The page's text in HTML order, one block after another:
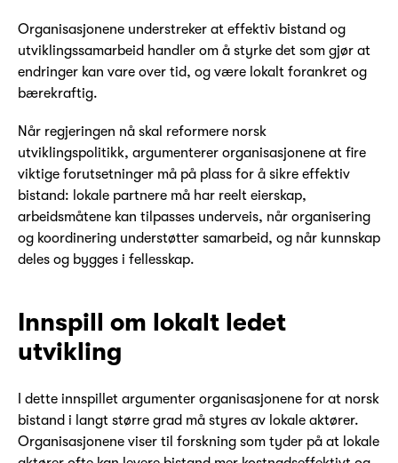
Organisasjonene understreker at effektiv bistand og
utviklingssamarbeid handler om å styrke det som gjør at
endringer kan vare over tid, og være lokalt forankret og
bærekraftig.
Når regjeringen nå skal reformere norsk
utviklingspolitikk, argumenterer organisasjonene at fire
viktige forutsetninger må på plass for å sikre effektiv
bistand: lokale partnere må har reelt eierskap,
arbeidsmåtene kan tilpasses underveis, når organisering
og koordinering understøtter samarbeid, og når kunnskap
deles og bygges i fellesskap.
Innspill om lokalt ledet
utvikling
I dette innspillet argumenter organisasjonene for at norsk
bistand i langt større grad må styres av lokale aktører.
Organisasjonene viser til forskning som tyder på at lokale